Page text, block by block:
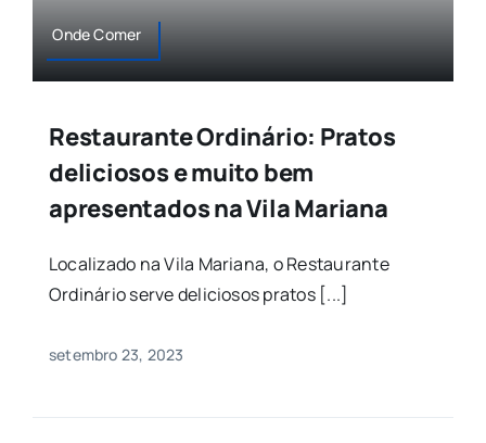
Onde Comer
Restaurante Ordinário: Pratos
deliciosos e muito bem
apresentados na Vila Mariana
Localizado na Vila Mariana, o Restaurante
Ordinário serve deliciosos pratos [...]
setembro 23, 2023